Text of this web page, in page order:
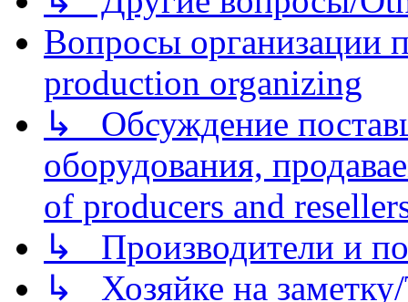
Вопросы организации
production organizing
↳ Обсуждение
оборудования,
of producers and
↳ Производители и
↳ Хозяйке на